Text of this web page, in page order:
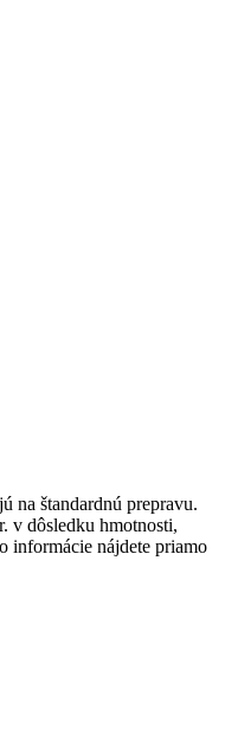
na štandardnú prepravu.
v dôsledku hmotnosti,
informácie nájdete priamo